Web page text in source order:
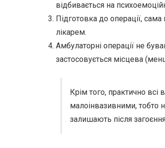
відбивається на
Підготовка до операції,
лікарем.
Амбулаторні операції не
застосовується місцева
Крім того, практично всі
малоінвазивними, тобто
залишають після